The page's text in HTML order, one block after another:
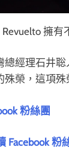
Revuelto 擁
總經理石井
榮，這項殊
粉絲團
Facebook 粉